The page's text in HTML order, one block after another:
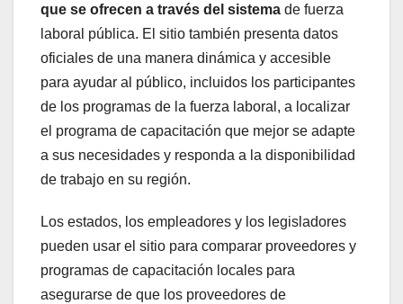
que se ofrecen a través del sistema de fuerza
laboral pública. El sitio también presenta datos
oficiales de una manera dinámica y accesible
para ayudar al público, incluidos los participantes
de los programas de la fuerza laboral, a localizar
el programa de capacitación que mejor se adapte
a sus necesidades y responda a la disponibilidad
de trabajo en su región.
Los estados, los empleadores y los legisladores
pueden usar el sitio para comparar proveedores y
programas de capacitación locales para
asegurarse de que los proveedores de